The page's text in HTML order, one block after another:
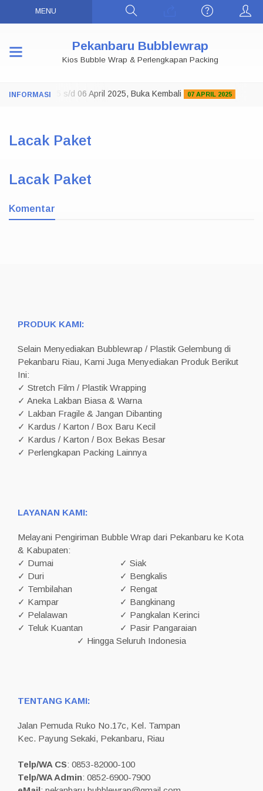
MENU
Pekanbaru Bubblewrap
Kios Bubble Wrap & Perlengkapan Packing
Maret 2025 s/d 06 April 2025, Buka Kembali 07 APRIL 2025
Lacak Paket
Lacak Paket
Komentar
PRODUK KAMI:
Selain Menyediakan Bubblewrap / Plastik Gelembung di
Pekanbaru Riau, Kami Juga Menyediakan Produk Berikut
Ini:
✓ Stretch Film / Plastik Wrapping
✓ Aneka Lakban Biasa & Warna
✓ Lakban Fragile & Jangan Dibanting
✓ Kardus / Karton / Box Baru Kecil
✓ Kardus / Karton / Box Bekas Besar
✓ Perlengkapan Packing Lainnya
LAYANAN KAMI:
Melayani Pengiriman Bubble Wrap dari Pekanbaru ke Kota
& Kabupaten:
✓ Dumai
✓ Siak
✓ Duri
✓ Bengkalis
✓ Tembilahan
✓ Rengat
✓ Kampar
✓ Bangkinang
✓ Pelalawan
✓ Pangkalan Kerinci
✓ Teluk Kuantan
✓ Pasir Pangaraian
✓ Hingga Seluruh Indonesia
TENTANG KAMI:
Jalan Pemuda Ruko No.17c, Kel. Tampan
Kec. Payung Sekaki, Pekanbaru, Riau
Telp/WA CS: 0853-82000-100
Telp/WA Admin: 0852-6900-7900